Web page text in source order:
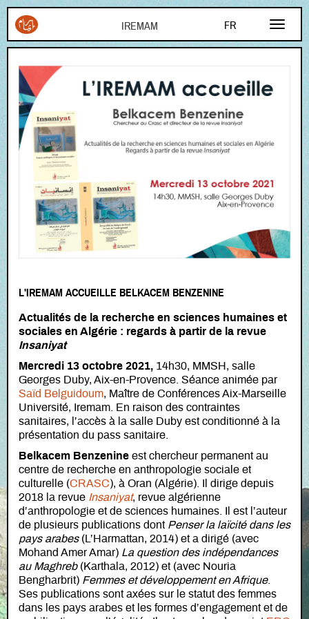
FR
AR
Aller au contenu principal
L'IREMAM ACCUEILLE BELKACEM BENZENINE
Actualités de la recherche en sciences humaines et
sociales en Algérie : regards à partir de la revue
Insaniyat
Mercredi 13 octobre 2021, 14h30, MMSH, salle
Georges Duby, Aix-en-Provence. Séance animée par
Saïd Belguidoum, Maître de Conférences Aix-Marseille
Université, Iremam. En raison des contraintes
sanitaires, l’accès à la salle Duby est conditionné à la
présentation du pass sanitaire.
Belkacem Benzenine est chercheur permanent au
centre de recherche en anthropologie sociale et
culturelle (CRASC), à Oran (Algérie). Il dirige depuis
2018 la revue Insaniyat, revue algérienne
d’anthropologie et de sciences humaines. Il est l’auteur
de plusieurs publications dont Penser la laïcité dans les
pays arabes(L’Harmattan, 2014) et a dirigé (avec
Mohand Amer Amar) La question des indépendances
au Maghreb(Karthala, 2012) et (avec Nouria
Bengharbrit) Femmes et développement en Afrique.
Ses publications sont axées sur le statut des femmes
dans les pays arabes et les formes d’engagement et de